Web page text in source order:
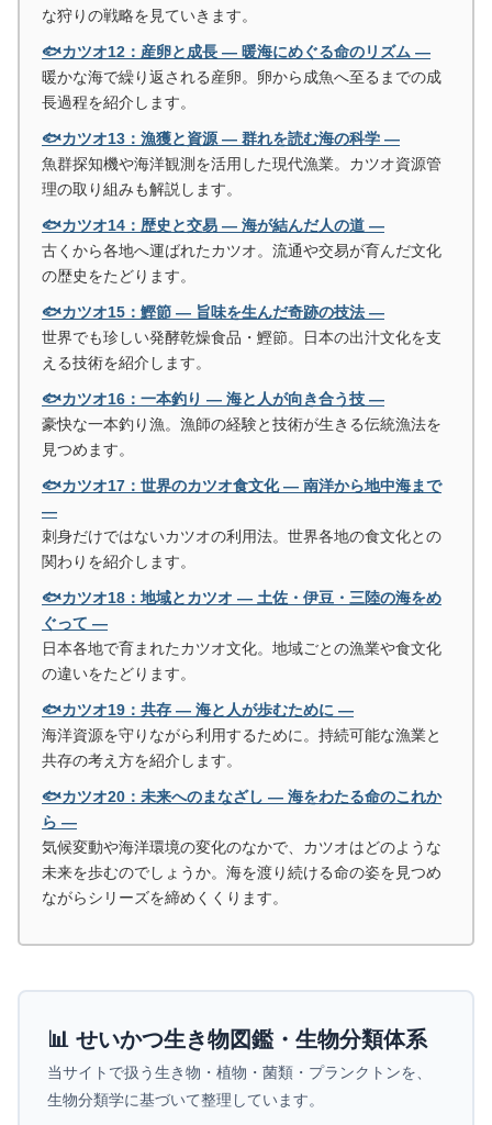
な狩りの戦略を見ていきます。
🐟カツオ12：産卵と成長 ― 暖海にめぐる命のリズム ―
暖かな海で繰り返される産卵。卵から成魚へ至るまでの成
長過程を紹介します。
🐟カツオ13：漁獲と資源 ― 群れを読む海の科学 ―
魚群探知機や海洋観測を活用した現代漁業。カツオ資源管
理の取り組みも解説します。
🐟カツオ14：歴史と交易 ― 海が結んだ人の道 ―
古くから各地へ運ばれたカツオ。流通や交易が育んだ文化
の歴史をたどります。
🐟カツオ15：鰹節 ― 旨味を生んだ奇跡の技法 ―
世界でも珍しい発酵乾燥食品・鰹節。日本の出汁文化を支
える技術を紹介します。
🐟カツオ16：一本釣り ― 海と人が向き合う技 ―
豪快な一本釣り漁。漁師の経験と技術が生きる伝統漁法を
見つめます。
🐟カツオ17：世界のカツオ食文化 ― 南洋から地中海まで
―
刺身だけではないカツオの利用法。世界各地の食文化との
関わりを紹介します。
🐟カツオ18：地域とカツオ ― 土佐・伊豆・三陸の海をめ
ぐって ―
日本各地で育まれたカツオ文化。地域ごとの漁業や食文化
の違いをたどります。
🐟カツオ19：共存 ― 海と人が歩むために ―
海洋資源を守りながら利用するために。持続可能な漁業と
共存の考え方を紹介します。
🐟カツオ20：未来へのまなざし ― 海をわたる命のこれか
ら ―
気候変動や海洋環境の変化のなかで、カツオはどのような
未来を歩むのでしょうか。海を渡り続ける命の姿を見つめ
ながらシリーズを締めくくります。
📊 せいかつ生き物図鑑・生物分類体系
当サイトで扱う生き物・植物・菌類・プランクトンを、
生物分類学に基づいて整理しています。